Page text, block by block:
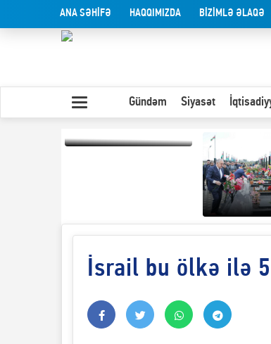
ANA SƏHİFƏ HAQQIMIZDA BİZİMLƏ ƏLAQƏ
Gündəm Siyasət
Olduğu kimi
İsrail bu ölkə ilə